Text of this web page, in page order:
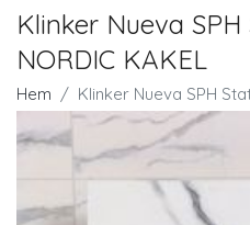
Klinker Nueva
NORDIC KAKEL
Hem Klinker Nueva SPH